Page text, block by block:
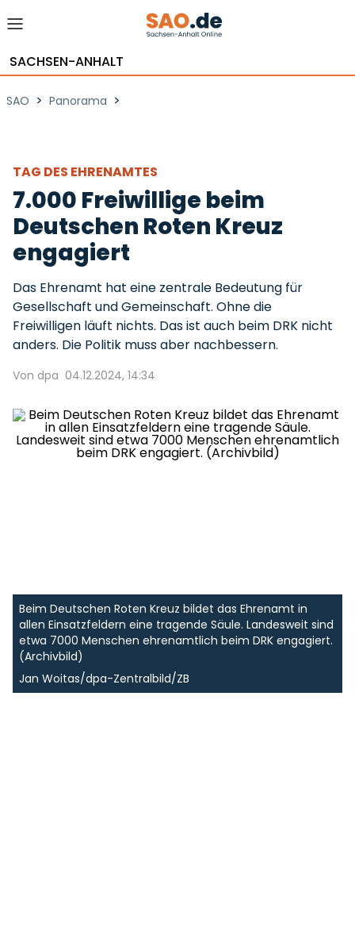
SACHSEN-ANHALT
SAO > Panorama >
TAG DES EHRENAMTES
7.000 Freiwillige beim
Deutschen Roten Kreuz
engagiert
Das Ehrenamt hat eine zentrale Bedeutung für
Gesellschaft und Gemeinschaft. Ohne die
Freiwilligen läuft nichts. Das ist auch beim DRK nicht
anders. Die Politik muss aber nachbessern.
Von dpa 04.12.2024, 14:34
Beim Deutschen Roten Kreuz bildet das Ehrenamt in
allen Einsatzfeldern eine tragende Säule. Landesweit sind
etwa 7000 Menschen ehrenamtlich beim DRK engagiert.
(Archivbild)
Jan Woitas/dpa-Zentralbild/ZB